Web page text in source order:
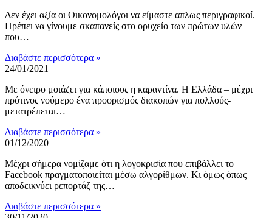
Δεν έχει αξία οι Οικονομολόγοι να είμαστε απλως περιγραφικοί.
Πρέπει να γίνουμε σκαπανείς στο ορυχείο των πρώτων υλών
που…
Διαβάστε περισσότερα »
24/01/2021
Με όνειρο μοιάζει για κάποιους η καραντίνα. Η Ελλάδα – μέχρι
πρότινος νούμερο ένα προορισμός διακοπών για πολλούς-
μετατρέπεται…
Διαβάστε περισσότερα »
01/12/2020
Μέχρι σήμερα νομίζαμε ότι η λογοκρισία που επιβάλλει το
Facebook πραγματοποιείται μέσω αλγορίθμων. Κι όμως όπως
αποδεικνύει ρεπορτάζ της…
Διαβάστε περισσότερα »